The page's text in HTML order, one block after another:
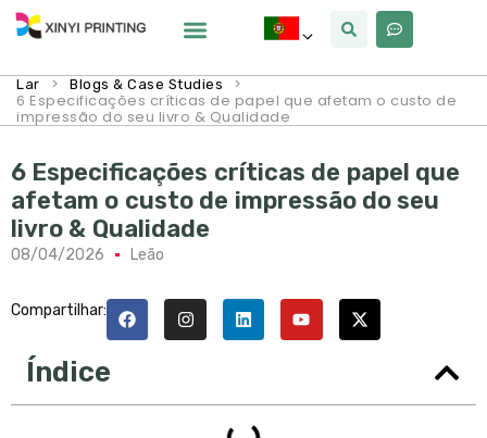
Lar > Blogs & Case Studies >
6 Especificações críticas de papel que afetam o custo de
impressão do seu livro & Qualidade
6 Especificações críticas de papel que
afetam o custo de impressão do seu
livro & Qualidade
08/04/2026 Leão
Compartilhar:
Índice